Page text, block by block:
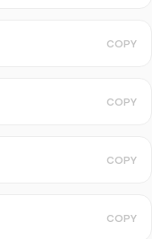
COPY
COPY
COPY
COPY